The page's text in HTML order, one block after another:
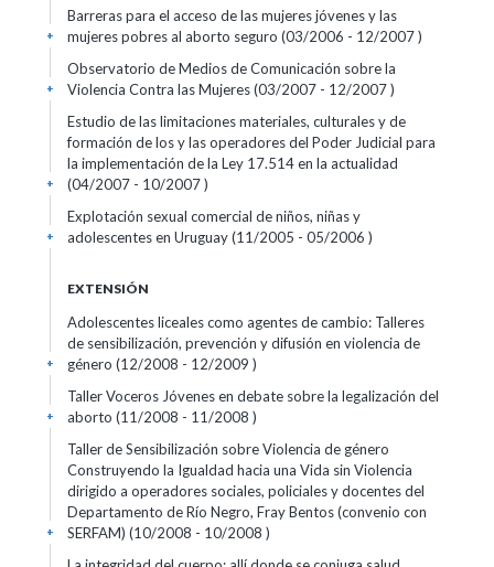
Barreras para el acceso de las mujeres jóvenes y las
mujeres pobres al aborto seguro (03/2006 - 12/2007 )
+
Observatorio de Medios de Comunicación sobre la
Violencia Contra las Mujeres (03/2007 - 12/2007 )
+
Estudio de las limitaciones materiales, culturales y de
formación de los y las operadores del Poder Judicial para
la implementación de la Ley 17.514 en la actualidad
(04/2007 - 10/2007 )
+
Explotación sexual comercial de niños, niñas y
adolescentes en Uruguay (11/2005 - 05/2006 )
+
EXTENSIÓN
Adolescentes liceales como agentes de cambio: Talleres
de sensibilización, prevención y difusión en violencia de
género (12/2008 - 12/2009 )
+
Taller Voceros Jóvenes en debate sobre la legalización del
aborto (11/2008 - 11/2008 )
+
Taller de Sensibilización sobre Violencia de género
Construyendo la Igualdad hacia una Vida sin Violencia
dirigido a operadores sociales, policiales y docentes del
Departamento de Río Negro, Fray Bentos (convenio con
SERFAM) (10/2008 - 10/2008 )
+